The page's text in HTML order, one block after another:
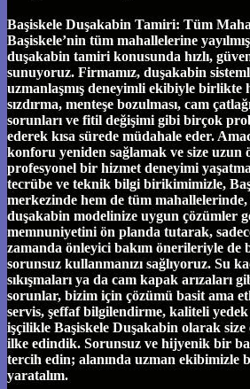
Başiskele Duşakabin Tamiri: Tüm
Başiskele’nin tüm mahallelerine
duşakabin tamiri konusunda hızlı,
sunuyoruz. Firmamız, duşakabin
uzmanlaşmış deneyimli ekibiyle birlikte
sızdırma, menteşe bozulması, cam
sorunları ve fitil değişimi gibi birçok
ederek kısa sürede müdahale eder.
konforu yeniden sağlamak ve size uzun
profesyonel bir hizmet deneyimi
tecrübe ve teknik bilgi birikimimizle,
merkezinde hem de tüm mahallelerinde,
duşakabin modelinize uygun çözümler
memnuniyetini ön planda tutarak,
zamanda önleyici bakım önerileriyle de
sorunsuz kullanmanızı sağlıyoruz. Su
sıkışmaları ya da cam kapak arızaları
sorunlar, bizim için çözümü basit ama
servis, şeffaf bilgilendirme, kaliteli
işçilikle Başiskele Duşakabin olarak size
ilke edindik. Sorunsuz ve hijyenik bir
tercih edin; alanında uzman ekibimizle
yaratalım.